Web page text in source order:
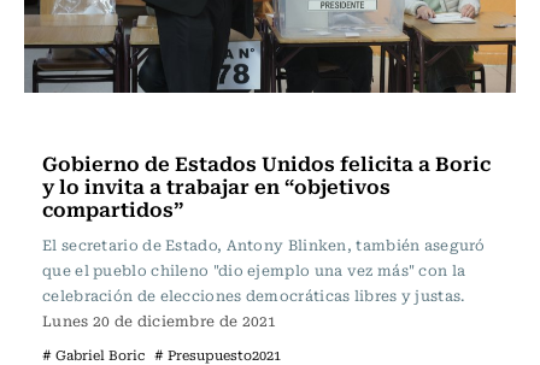
Gobierno de Estados Unidos felicita a Boric
y lo invita a trabajar en “objetivos
compartidos”
El secretario de Estado, Antony Blinken, también aseguró
que el pueblo chileno "dio ejemplo una vez más" con la
celebración de elecciones democráticas libres y justas.
Lunes 20 de diciembre de 2021
# Gabriel Boric # Presupuesto2021